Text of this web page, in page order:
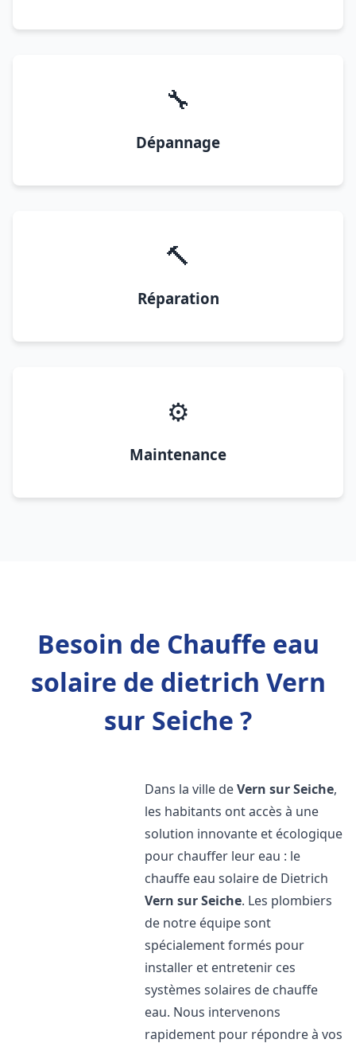
🔧
Dépannage
🔨
Réparation
⚙️
Maintenance
Besoin de Chauffe eau
solaire de dietrich Vern
sur Seiche ?
Dans la ville deVern sur Seiche,
les habitants ont accès à une
solution innovante et écologique
pour chauffer leur eau : le
chauffe eau solaire de Dietrich
Vern sur Seiche. Les plombiers
de notre équipe sont
spécialement formés pour
installer et entretenir ces
systèmes solaires de chauffe
eau. Nous intervenons
rapidement pour répondre à vos